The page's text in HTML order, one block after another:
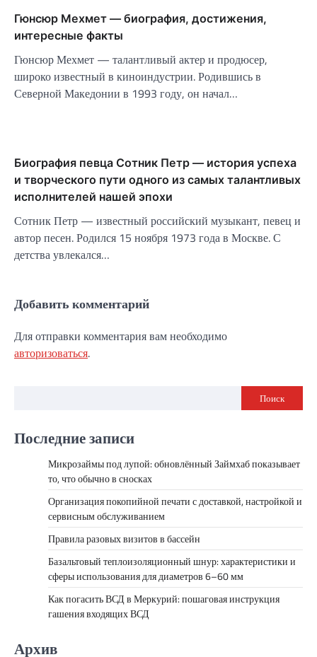
Гюнсюр Мехмет — биография, достижения,
интересные факты
Гюнсюр Мехмет — талантливый актер и продюсер,
широко известный в киноиндустрии. Родившись в
Северной Македонии в 1993 году, он начал…
Биография певца Сотник Петр — история успеха
и творческого пути одного из самых талантливых
исполнителей нашей эпохи
Сотник Петр — известный российский музыкант, певец и
автор песен. Родился 15 ноября 1973 года в Москве. С
детства увлекался…
Добавить комментарий
Для отправки комментария вам необходимо
авторизоваться.
Поиск
Последние записи
Микрозаймы под лупой: обновлённый Займхаб показывает
то, что обычно в сносках
Организация покопийной печати с доставкой, настройкой и
сервисным обслуживанием
Правила разовых визитов в бассейн
Базальтовый теплоизоляционный шнур: характеристики и
сферы использования для диаметров 6–60 мм
Как погасить ВСД в Меркурий: пошаговая инструкция
гашения входящих ВСД
Архив